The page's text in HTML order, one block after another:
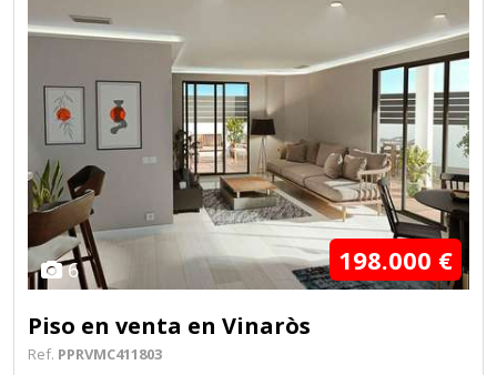
6 198.000 €
Piso en venta en Vinaròs
Ref. PPRVMC411803